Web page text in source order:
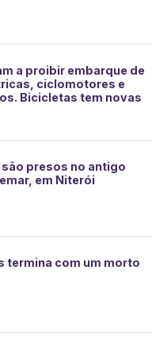
a proibir embarque de
ciclomotores e
Bicicletas tem novas
presos no antigo
em Niterói
termina com um morto